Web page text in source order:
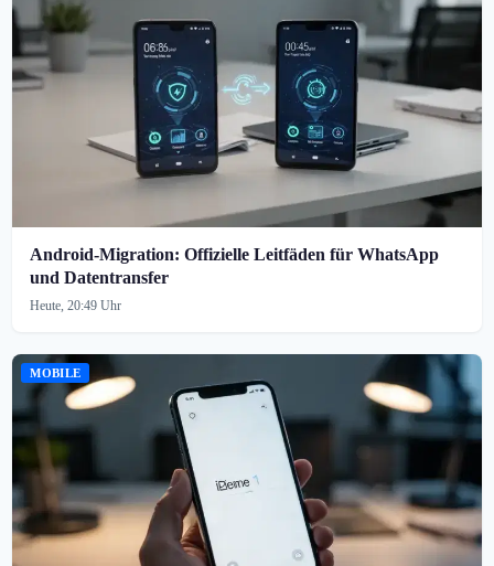
Android-Migration: Offizielle Leitfäden für WhatsApp
und Datentransfer
Heute, 20:49 Uhr
MOBILE